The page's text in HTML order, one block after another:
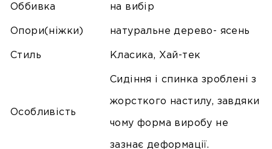
Оббивка на вибір
Опори(ніжки) натуральне дерево- ясень
Стиль Класика, Хай-тек
Особливість
Сидіння і спинка зроблені з
жорсткого настилу, завдяки
чому форма виробу не
зазнає деформації.